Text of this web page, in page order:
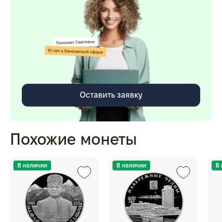
Оставить заявку
Похожие монеты
В наличии В наличии В